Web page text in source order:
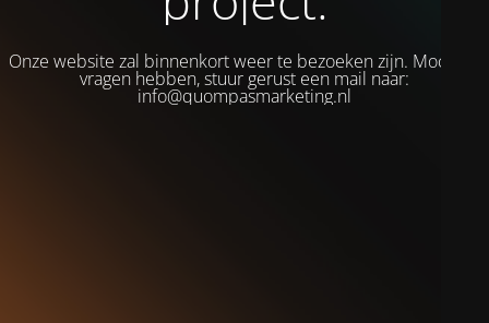
Onze website zal binnenkort weer te bezoeken zijn. Mocht je
vragen hebben, stuur gerust een mail naar:
info@quompasmarketing.nl